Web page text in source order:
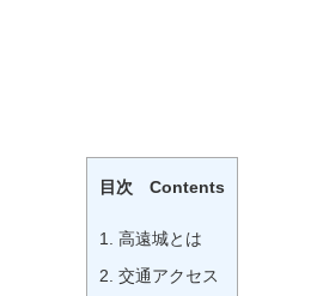
目次 Contents
1. 高遠城とは
2. 交通アクセス